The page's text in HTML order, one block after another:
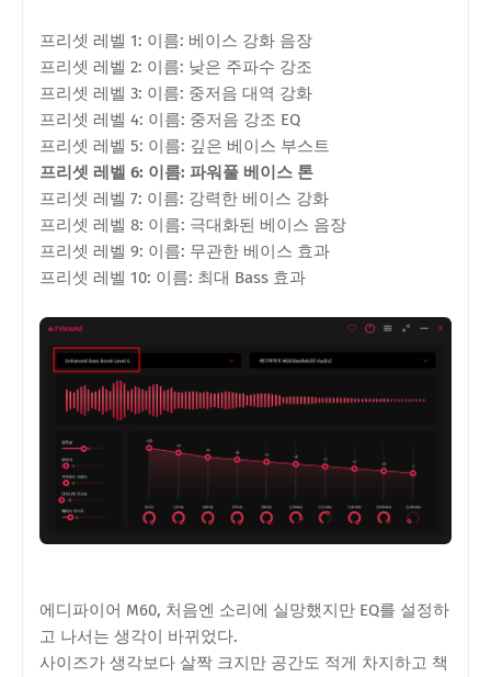
프리셋 레벨 1: 이름: 베이스 강화 음장
프리셋 레벨 2: 이름: 낮은 주파수 강조
프리셋 레벨 3: 이름: 중저음 대역 강화
프리셋 레벨 4: 이름: 중저음 강조 EQ
프리셋 레벨 5: 이름: 깊은 베이스 부스트
프리셋 레벨 6: 이름: 파워풀 베이스 톤
프리셋 레벨 7: 이름: 강력한 베이스 강화
프리셋 레벨 8: 이름: 극대화된 베이스 음장
프리셋 레벨 9: 이름: 무관한 베이스 효과
프리셋 레벨 10: 이름: 최대 Bass 효과
에디파이어 M60, 처음엔 소리에 실망했지만 EQ를 설정하
고 나서는 생각이 바뀌었다.
사이즈가 생각보다 살짝 크지만 공간도 적게 차지하고 책